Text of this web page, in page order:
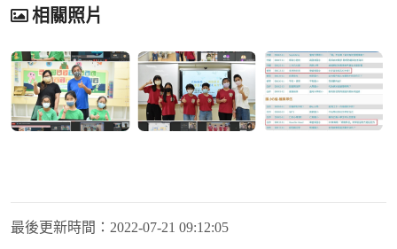
相關照片
最後更新時間： 2022-07-21 09:12:05